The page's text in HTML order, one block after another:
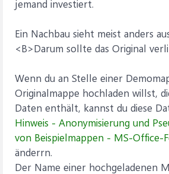
jemand investiert.
Ein Nachbau sieht meist anders
<B>Darum sollte das Original
Wenn du an Stelle einer
Originalmappe hochladen willst,
Daten enthält, kannst du diese
Hinweis - Anonymisierung und
von Beispielmappen - MS-Office-
änderrn.
Der Name einer hochgeladenen